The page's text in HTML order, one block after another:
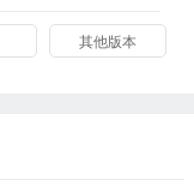
其他版本